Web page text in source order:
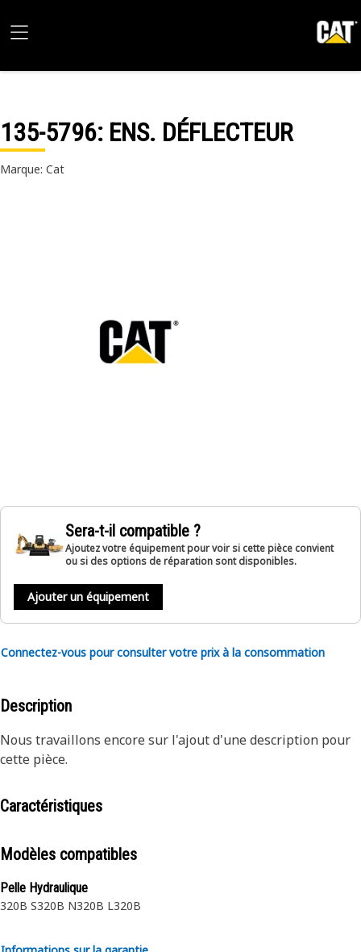
135-5796: ENS. DÉFLECTEUR
Marque: Cat
Sera-t-il compatible ?
Ajoutez votre équipement pour voir si cette pièce convient
ou si des options de réparation sont disponibles.
Ajouter un équipement
Connectez-vous pour consulter votre prix à la consommation
Description
Nous travaillons encore sur l'ajout d'une description pour
cette pièce.
Caractéristiques
Modèles compatibles
Pelle Hydraulique
320B S320B N320B L320B